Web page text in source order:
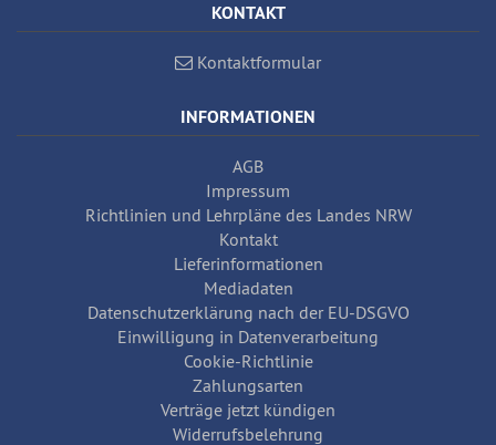
KONTAKT
Kontaktformular
INFORMATIONEN
AGB
Impressum
Richtlinien und Lehrpläne des Landes NRW
Kontakt
Lieferinformationen
Mediadaten
Datenschutzerklärung nach der EU-DSGVO
Einwilligung in Datenverarbeitung
Cookie-Richtlinie
Zahlungsarten
Verträge jetzt kündigen
Widerrufsbelehrung